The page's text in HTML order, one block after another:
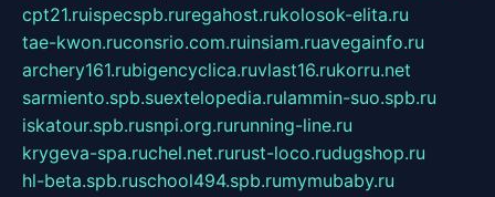
cpt21.ruispecspb.ruregahost.rukolosok-elita.ru
tae-kwon.ruconsrio.com.ruinsiam.ruavegainfo.ru
archery161.rubigencyclica.ruvlast16.rukorru.net
sarmiento.spb.suextelopedia.rulammin-suo.spb.ru
iskatour.spb.rusnpi.org.rurunning-line.ru
krygeva-spa.ruchel.net.rurust-loco.rudugshop.ru
hl-beta.spb.ruschool494.spb.rumymubaby.ru